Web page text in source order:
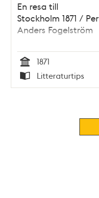
En resa till
Stockholm 1871 / Per
Anders Fogelström
Tid
1871
Typ
Litteraturtips